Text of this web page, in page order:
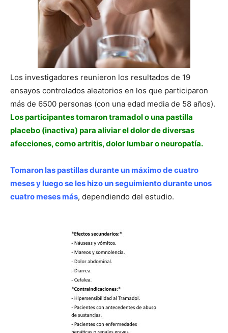
Los investigadores reunieron los resultados de 19
ensayos controlados aleatorios en los que participaron
más de 6500 personas (con una edad media de 58 años).
Los participantes tomaron tramadol o una pastilla
placebo (inactiva) para aliviar el dolor de diversas
afecciones, como artritis, dolor lumbar o neuropatía.
Tomaron las pastillas durante un máximo de cuatro
meses y luego se les hizo un seguimiento durante unos
cuatro meses más, dependiendo del estudio.